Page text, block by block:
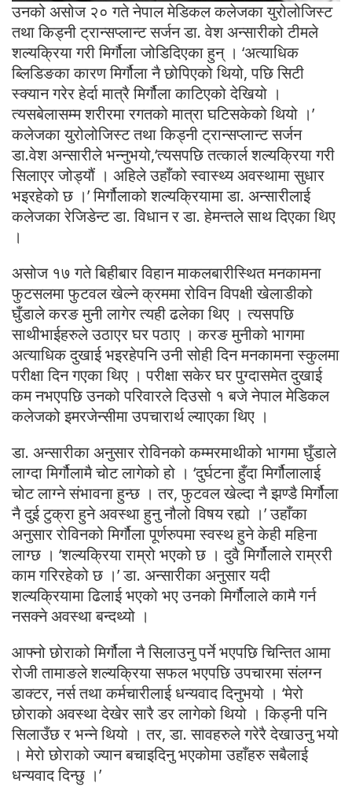
उनको असोज २० गते नेपाल मेडिकल कलेजका युरोलोजिस्ट
तथा किड्नी ट्रान्सप्लान्ट सर्जन डा. वेश अन्सारीको टीमले
शल्यक्रिया गरी मिर्गौला जोडिदिएका हुन् । ‘अत्याधिक
ब्लिडिङका कारण मिर्गौला नै छोपिएको थियो, पछि सिटी
स्क्यान गरेर हेर्दा मात्रै मिर्गौला काटिएको देखियो ।
त्यसबेलासम्म शरीरमा रगतको मात्रा घटिसकेको थियो ।’
कलेजका युरोलोजिस्ट तथा किड्नी ट्रान्सप्लान्ट सर्जन
डा.वेश अन्सारीले भन्नुभयो,‘त्यसपछि तत्कार्ल शल्यक्रिया गरी
सिलाएर जोड्यौं । अहिले उहाँको स्वास्थ्य अवस्थामा सुधार
भइरहेको छ ।’ मिर्गौलाको शल्यक्रियामा डा. अन्सारीलाई
कलेजका रेजिडेन्ट डा. विधान र डा. हेमन्तले साथ दिएका थिए
।
असोज १७ गते बिहीबार विहान माकलबारीस्थित मनकामना
फुटसलमा फुटवल खेल्ने क्रममा रोविन विपक्षी खेलाडीको
घुँडाले करङ मुनी लागेर त्यही ढलेका थिए । त्यसपछि
साथीभाईहरुले उठाएर घर पठाए । करङ मुनीको भागमा
अत्याधिक दुखाई भइरहेपनि उनी सोही दिन मनकामना स्कुलमा
परीक्षा दिन गएका थिए । परीक्षा सकेर घर पुग्दासमेत दुखाई
कम नभएपछि उनको परिवारले दिउसो १ बजे नेपाल मेडिकल
कलेजको इमरजेन्सीमा उपचारार्थ ल्याएका थिए ।
डा. अन्सारीका अनुसार रोविनको कम्मरमाथीको भागमा घुँडाले
लाग्दा मिर्गौलामै चोट लागेको हो । ‘दुर्घटना हुँदा मिर्गौलालाई
चोट लाग्ने संभावना हुन्छ । तर, फुटवल खेल्दा नै झण्डै मिर्गौला
नै दुई टुक्रा हुने अवस्था हुनु नौलो विषय रह्यो ।’ उहाँका
अनुसार रोविनको मिर्गौला पूर्णरुपमा स्वस्थ हुने केही महिना
लाग्छ । ‘शल्यक्रिया राम्रो भएको छ । दुवै मिर्गौलाले राम्ररी
काम गरिरहेको छ ।’ डा. अन्सारीका अनुसार यदी
शल्यक्रियामा ढिलाई भएको भए उनको मिर्गौलाले कामै गर्न
नसक्ने अवस्था बन्दथ्यो ।
आफ्नो छोराको मिर्गौला नै सिलाउनु पर्ने भएपछि चिन्तित आमा
रोजी तामाङले शल्यक्रिया सफल भएपछि उपचारमा संलग्न
डाक्टर, नर्स तथा कर्मचारीलाई धन्यवाद दिनुभयो । ‘मेरो
छोराको अवस्था देखेर सारै डर लागेको थियो । किड्नी पनि
सिलाउँछ र भन्ने थियो । तर, डा. सावहरुले गरेरै देखाउनु भयो
। मेरो छोराको ज्यान बचाइदिनु भएकोमा उहाँहरु सबैलाई
धन्यवाद दिन्छु ।’